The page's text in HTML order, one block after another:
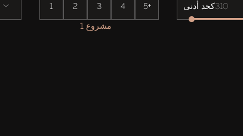
1 2 3 4 5+ كحد أدنى
1 مشروع